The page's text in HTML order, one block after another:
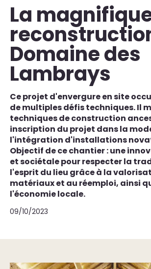
La
Domaine des
Lambrays
Ce projet d'envergure en site
de multiples défis techniques. Il
techniques de construction
inscription du projet dans la
l'intégration d'installations
Objectif de ce chantier : une
et sociétale pour respecter la
l'esprit du lieu grâce à la
matériaux et au réemploi, ainsi
l'économie locale.
09/10/2023